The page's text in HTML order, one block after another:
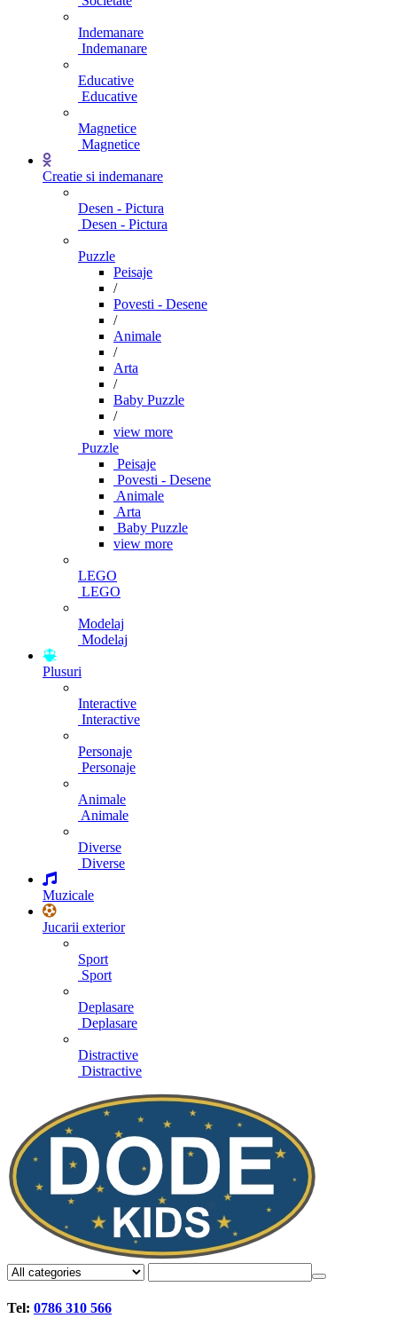
Indemanare
Indemanare
Educative
Educative
Magnetice
Magnetice
Creatie si indemanare
Desen - Pictura
Desen - Pictura
Puzzle
Peisaje
/
Povesti - Desene
/
Animale
/
Arta
/
Baby Puzzle
/
view more
Puzzle
Peisaje
Povesti - Desene
Animale
Arta
Baby Puzzle
view more
LEGO
LEGO
Modelaj
Modelaj
Plusuri
Interactive
Interactive
Personaje
Personaje
Animale
Animale
Diverse
Diverse
Muzicale
Jucarii exterior
Sport
Sport
Deplasare
Deplasare
Distractive
Distractive
Tel: 0786 310 566